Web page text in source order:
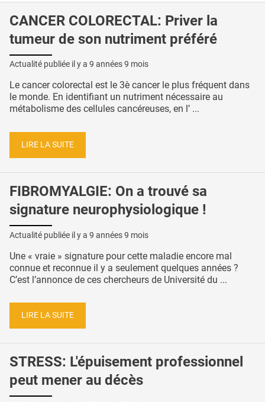
CANCER COLORECTAL: Priver la
tumeur de son nutriment préféré
Actualité publiée il y a 9 années 9 mois
Le cancer colorectal est le 3è cancer le plus fréquent dans
le monde. En identifiant un nutriment nécessaire au
métabolisme des cellules cancéreuses, en l’ ...
LIRE LA SUITE
FIBROMYALGIE: On a trouvé sa
signature neurophysiologique !
Actualité publiée il y a 9 années 9 mois
Une « vraie » signature pour cette maladie encore mal
connue et reconnue il y a seulement quelques années ?
C’est l’annonce de ces chercheurs de Université du ...
LIRE LA SUITE
STRESS: L'épuisement professionnel
peut mener au décès